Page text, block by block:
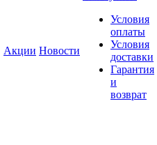
Акции Новости
Условия
оплаты
Условия
доставки
Гарантия
и
возврат